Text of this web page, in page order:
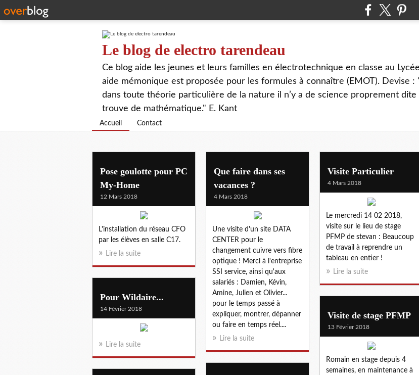
Le blog de electro tarendeau
Ce blog aide les jeunes et leurs familles en électrotechnique en classe au
aide mémonique est proposée pour les formules à connaître (EMOT). Devise :
dans toute théorie particulière de la nature il n’y a de science proprement dite
trouve de mathématique." E. Kant
Accueil Contact
Pose goulotte pour PC
My-Home
12 Mars 2018
L'installation du réseau CFO
par les élèves en salle C17.
Lire la suite
Que faire dans ses
vacances ?
4 Mars 2018
Une visite d'un site DATA
CENTER pour le
changement cuivre vers fibre
optique ! Merci à l'entreprise
SSI service, ainsi qu'aux
salariés : Damien, Kévin,
Amine, Julien et Olivier...
pour le temps passé à
expliquer, montrer, dépanner
ou faire en temps réel....
Lire la suite
Visite Particulier
4 Mars 2018
Le mercredi 14 02 2018,
visite sur le lieu de stage
PFMP de stevan : Beaucoup
de travail à reprendre un
tableau en entier !
Lire la suite
Pour Wildaire...
14 Février 2018
Lire la suite
Visite de stage PFMP
13 Février 2018
Romain en stage depuis 4
semaines, en maintenance à